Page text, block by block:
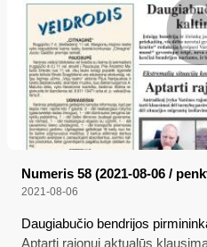
Numeris 58 (2021-08-06 /
2021-08-06
Daugiabučio bendrijos
Aptarti rajonui aktualūs